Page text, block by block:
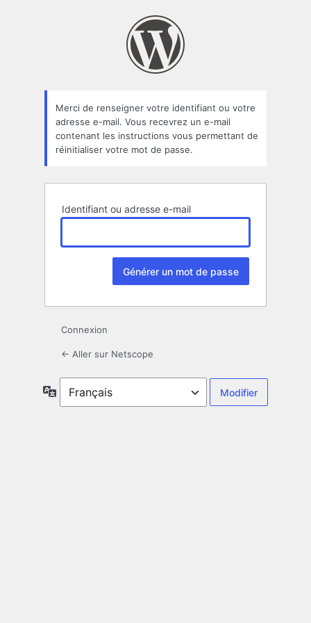
oublié
Merci de renseigner votre identifiant ou votre
adresse e-mail. Vous recevrez un e-mail
contenant les instructions vous permettant de
réinitialiser votre mot de passe.
Identifiant ou adresse e-mail
Connexion
← Aller sur Netscope
Langue